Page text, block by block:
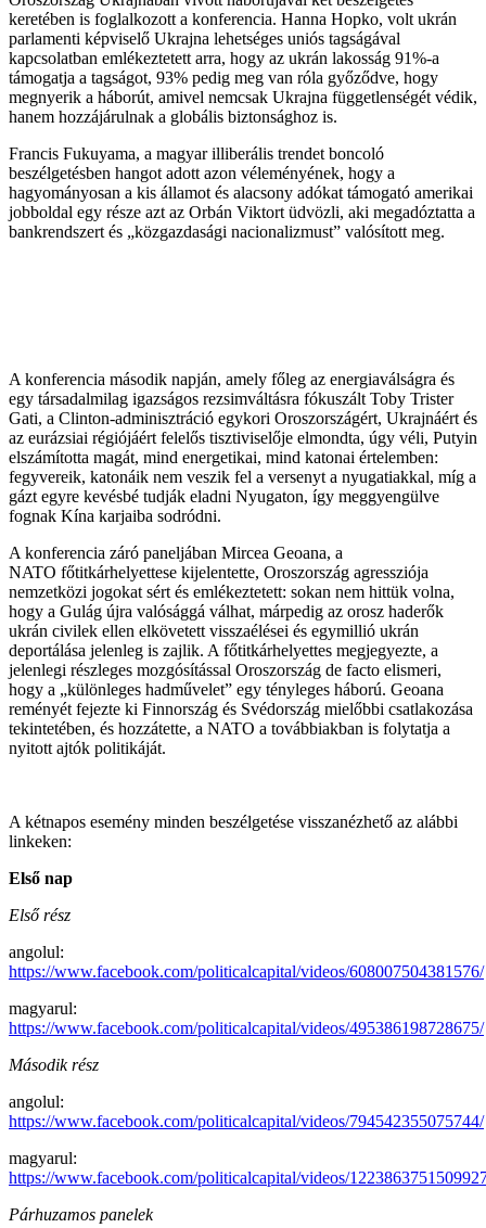
keretében is foglalkozott a konferencia. Hanna Hopko, volt ukrán
parlamenti képviselő Ukrajna lehetséges uniós tagságával
kapcsolatban emlékeztetett arra, hogy az ukrán lakosság 91%-a
támogatja a tagságot, 93% pedig meg van róla győződve, hogy
megnyerik a háborút, amivel nemcsak Ukrajna függetlenségét védik,
hanem hozzájárulnak a globális biztonsághoz is.
Francis Fukuyama, a magyar illiberális trendet boncoló
beszélgetésben hangot adott azon véleményének, hogy a
hagyományosan a kis államot és alacsony adókat támogató amerikai
jobboldal egy része azt az Orbán Viktort üdvözli, aki megadóztatta a
bankrendszert és „közgazdasági nacionalizmust” valósított meg.
A konferencia második napján, amely főleg az energiaválságra és
egy társadalmilag igazságos rezsimváltásra fókuszált Toby Trister
Gati, a Clinton-adminisztráció egykori Oroszországért, Ukrajnáért és
az eurázsiai régiójáért felelős tisztiviselője elmondta, úgy véli, Putyin
elszámította magát, mind energetikai, mind katonai értelemben:
fegyvereik, katonáik nem veszik fel a versenyt a nyugatiakkal, míg a
gázt egyre kevésbé tudják eladni Nyugaton, így meggyengülve
fognak Kína karjaiba sodródni.
A konferencia záró paneljában Mircea Geoana, a
NATO főtitkárhelyettese kijelentette, Oroszország agressziója
nemzetközi jogokat sért és emlékeztetett: sokan nem hittük volna,
hogy a Gulág újra valósággá válhat, márpedig az orosz haderők
ukrán civilek ellen elkövetett visszaélései és egymillió ukrán
deportálása jelenleg is zajlik. A főtitkárhelyettes megjegyezte, a
jelenlegi részleges mozgósítással Oroszország de facto elismeri,
hogy a „különleges hadművelet” egy tényleges háború. Geoana
reményét fejezte ki Finnország és Svédország mielőbbi csatlakozása
tekintetében, és hozzátette, a NATO a továbbiakban is folytatja a
nyitott ajtók politikáját.
A kétnapos esemény minden beszélgetése visszanézhető az alábbi
linkeken:
Első nap
Első rész
angolul:
https://www.facebook.com/politicalcapital/videos/608007504381576/
magyarul:
https://www.facebook.com/politicalcapital/videos/495386198728675/
Második rész
angolul:
https://www.facebook.com/politicalcapital/videos/794542355075744/
magyarul:
https://www.facebook.com/politicalcapital/videos/
Párhuzamos panelek